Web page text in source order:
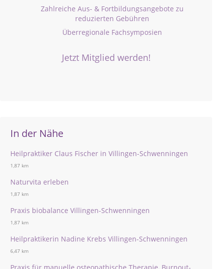
Zahlreiche Aus- & Fortbildungsangebote zu
reduzierten Gebühren
Überregionale Fachsymposien
Jetzt Mitglied werden!
In der Nähe
Heilpraktiker Claus Fischer in Villingen-Schwenningen
1,87 km
Naturvita erleben
1,87 km
Praxis biobalance Villingen-Schwenningen
1,87 km
Heilpraktikerin Nadine Krebs Villingen-Schwenningen
6,47 km